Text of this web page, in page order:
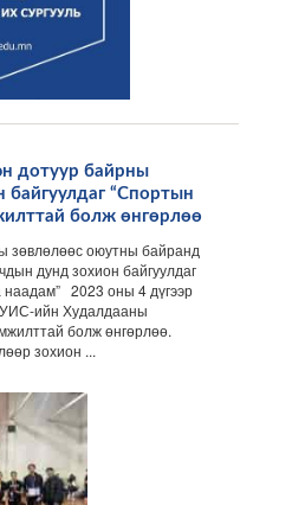
дотуур байрны
байгуулдаг “Спортын
болж өнгөрлөө
зөвлөлөөс оюутны байранд
дунд зохион байгуулдаг
наадам” 2023 оны 4 дүгээр
ийн Худалдааны
болж өнгөрлөө.
зохион ...